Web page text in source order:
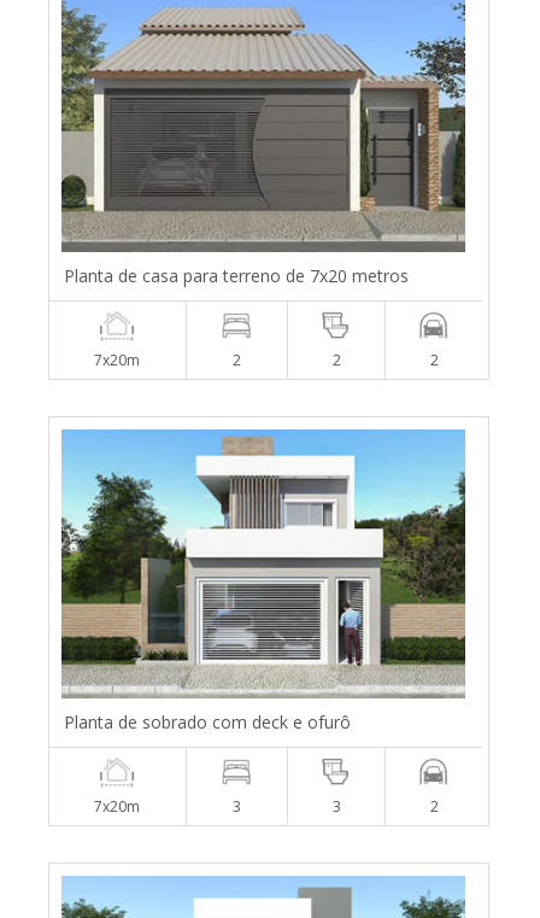
Planta de casa para terreno de 7x20 metros
7x20m 2 2 2
Planta de sobrado com deck e ofurô
7x20m 3 3 2